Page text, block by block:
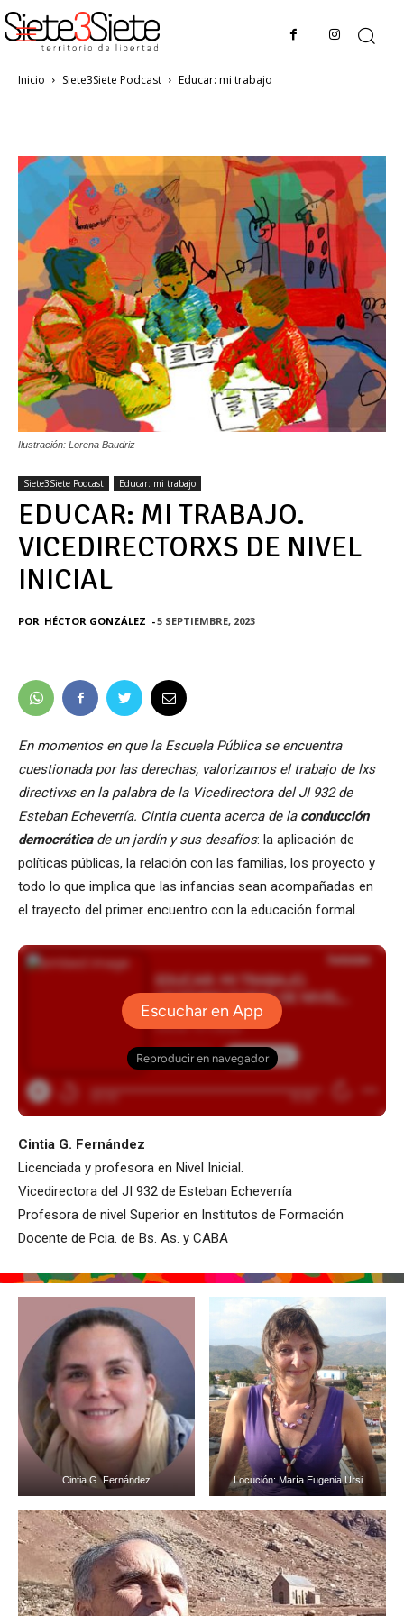
Inicio Siete3Siete Podcast Educar: mi trabajo
Ilustración: Lorena Baudriz
Siete3Siete Podcast Educar: mi trabajo
EDUCAR: MI TRABAJO.
VICEDIRECTORXS DE NIVEL
INICIAL
POR HÉCTOR GONZÁLEZ -5 SEPTIEMBRE, 2023
En momentos en que la Escuela Pública se encuentra
cuestionada por las derechas, valorizamos el trabajo de lxs
directivxs en la palabra de la Vicedirectora del JI 932 de
Esteban Echeverría. Cintia cuenta acerca de la conducción
democráticade un jardín y sus desafíos: la aplicación de
políticas públicas, la relación con las familias, los proyecto y
todo lo que implica que las infancias sean acompañadas en
el trayecto del primer encuentro con la educación formal.
Cintia G. Fernández
Licenciada y profesora en Nivel Inicial.
Vicedirectora del JI 932 de Esteban Echeverría
Profesora de nivel Superior en Institutos de Formación
Docente de Pcia. de Bs. As. y CABA
Cintia G. Fernández Locución: María Eugenia Ursi